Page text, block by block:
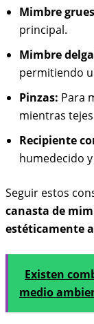
Mimbre
principal.
Mimbre
permitiendo
Pinzas: Para
mientras
Recipiente
humedecido
Seguir estos
canasta de
estéticamente
Existen
medio